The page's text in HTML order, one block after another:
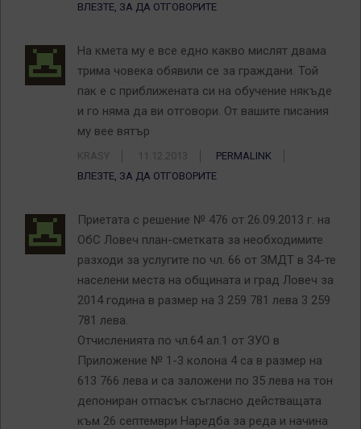
ВЛЕЗТЕ, ЗА ДА ОТГОВОРИТЕ
На кмета му е все едно какво мислят двама
трима човека обявили се за граждани. Той
пак е с приближената си на обучение някъде
и го няма да ви отговори. От вашите писания
му вее вятър
KRASY 11.12.2013
PERMALINK
ВЛЕЗТЕ, ЗА ДА ОТГОВОРИТЕ
Приетата с решение № 476 от 26.09.2013 г. на
ОбС Ловеч план-сметката за необходимите
разходи за услугите по чл. 66 от ЗМДТ в 34-те
населени места на общината и град Ловеч за
2014 година в размер на 3 259 781 лева 3 259
781 лева.
Отчисленията по чл.64 ал.1 от ЗУО в
Приложение № 1-3 колона 4 са в размер на
613 766 лева и са заложени по 35 лева на тон
депониран отпасък съгласно действащата
към 26 септември Наредба за реда и начина